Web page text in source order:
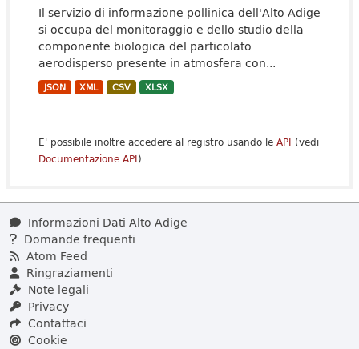
Il servizio di informazione pollinica dell'Alto Adige
si occupa del monitoraggio e dello studio della
componente biologica del particolato
aerodisperso presente in atmosfera con...
JSON XML CSV XLSX
E' possibile inoltre accedere al registro usando le API (vedi
Documentazione API).
Informazioni Dati Alto Adige
Domande frequenti
Atom Feed
Ringraziamenti
Note legali
Privacy
Contattaci
Cookie